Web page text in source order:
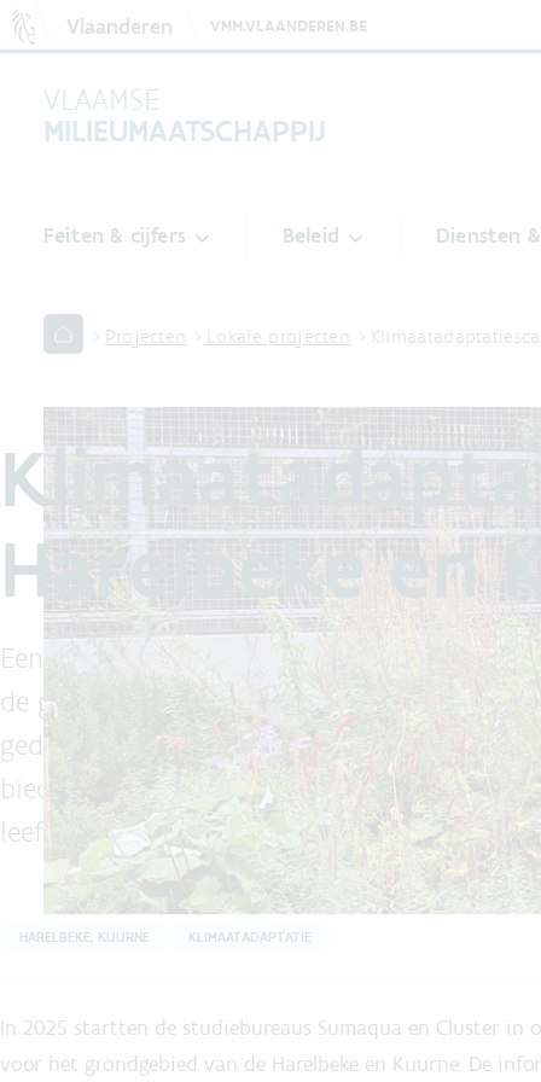
Vlaanderen VMM.VLAANDEREN.BE
VLAAMSE
MILIEUMAATSCHAPPIJ
Feiten & cijfers Beleid Diensten
Projecten Lokale projecten
Harelbeke en
Een klimaatadaptatiescan (KA-scan) helpt
de gevolgen van verdere klimaatverandering
gedetailleerde data-analyse brengt de scan
biedt ze een concreet actieprogramma met
leefomgeving klimaatbestendiger te maken.
HARELBEKE; KUURNE KLIMAATADAPTATIE
In 2025 startten de studiebureaus Sumaqua en Cluster in
voor het grondgebied van de Harelbeke en Kuurne. De